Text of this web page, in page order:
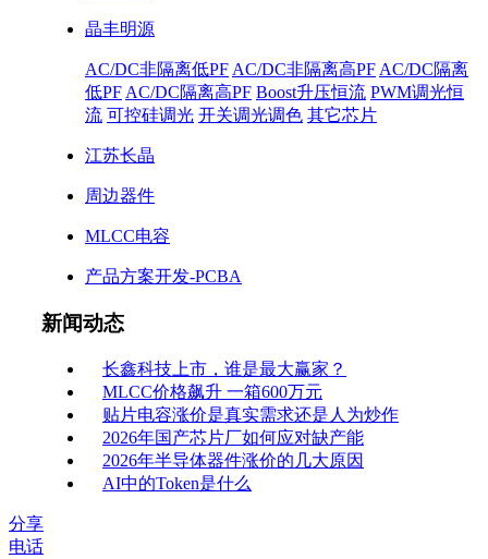
晶丰明源
AC/DC非隔离低PF AC/DC非隔离高PF AC/DC隔离
低PF AC/DC隔离高PF Boost升压恒流 PWM调光恒
流 可控硅调光 开关调光调色 其它芯片
江苏长晶
周边器件
MLCC电容
产品方案开发-PCBA
新闻动态
长鑫科技上市，谁是最大赢家？
MLCC价格飙升 一箱600万元
贴片电容涨价是真实需求还是人为炒作
2026年国产芯片厂如何应对缺产能
2026年半导体器件涨价的几大原因
AI中的Token是什么
分享
电话